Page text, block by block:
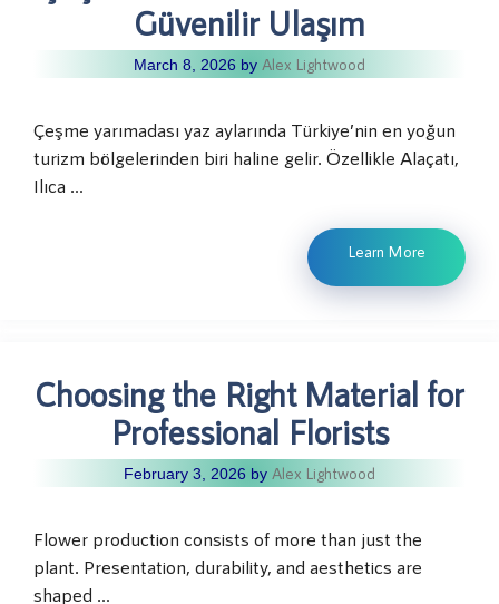
Güvenilir Ulaşım
March 8, 2026 by Alex Lightwood
Çeşme yarımadası yaz aylarında Türkiye’nin en yoğun
turizm bölgelerinden biri haline gelir. Özellikle Alaçatı,
Ilıca …
Learn More
Choosing the Right Material for
Professional Florists
February 3, 2026 by Alex Lightwood
Flower production consists of more than just the
plant. Presentation, durability, and aesthetics are
shaped …